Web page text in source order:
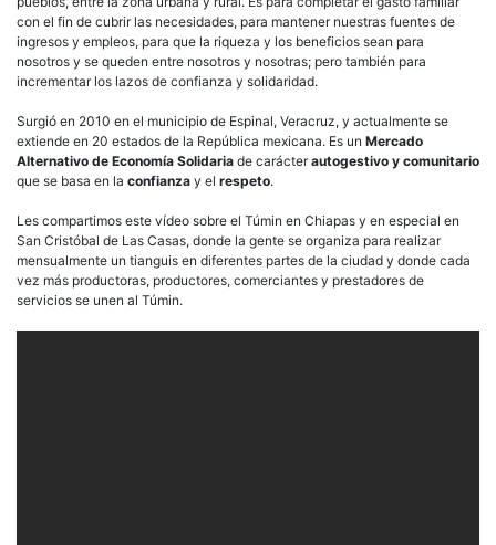
con el fin de cubrir las necesidades, para mantener nuestras fuentes de
ingresos y empleos, para que la riqueza y los beneficios sean para
nosotros y se queden entre nosotros y nosotras; pero también para
incrementar los lazos de confianza y solidaridad.
Surgió en 2010 en el municipio de Espinal, Veracruz, y actualmente se
extiende en 20 estados de la República mexicana. Es un Mercado
Alternativo de Economía Solidaria de carácterautogestivo y comunitario
que se basa en la confianza y el respeto.
Les compartimos este vídeo sobre el Túmin en Chiapas y en especial en
San Cristóbal de Las Casas, donde la gente se organiza para realizar
mensualmente un tianguis en diferentes partes de la ciudad y donde cada
vez más productoras, productores, comerciantes y prestadores de
servicios se unen al Túmin.